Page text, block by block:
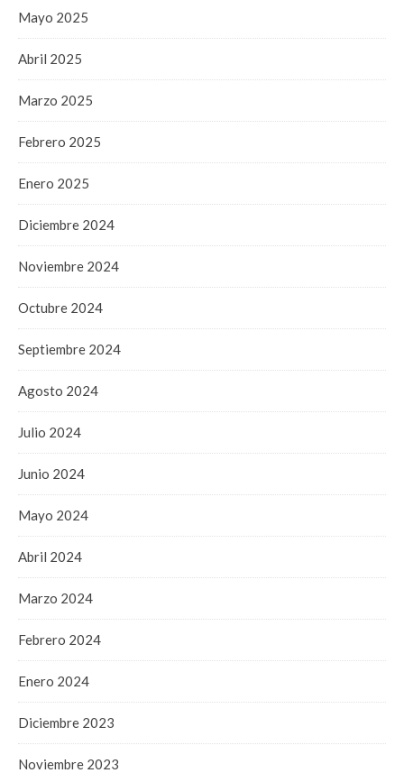
Mayo 2025
Abril 2025
Marzo 2025
Febrero 2025
Enero 2025
Diciembre 2024
Noviembre 2024
Octubre 2024
Septiembre 2024
Agosto 2024
Julio 2024
Junio 2024
Mayo 2024
Abril 2024
Marzo 2024
Febrero 2024
Enero 2024
Diciembre 2023
Noviembre 2023